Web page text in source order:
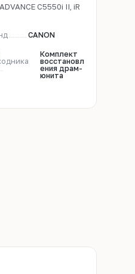
C5550i II, iR
CANON
Комплект
восстановл
ения драм-
юнита